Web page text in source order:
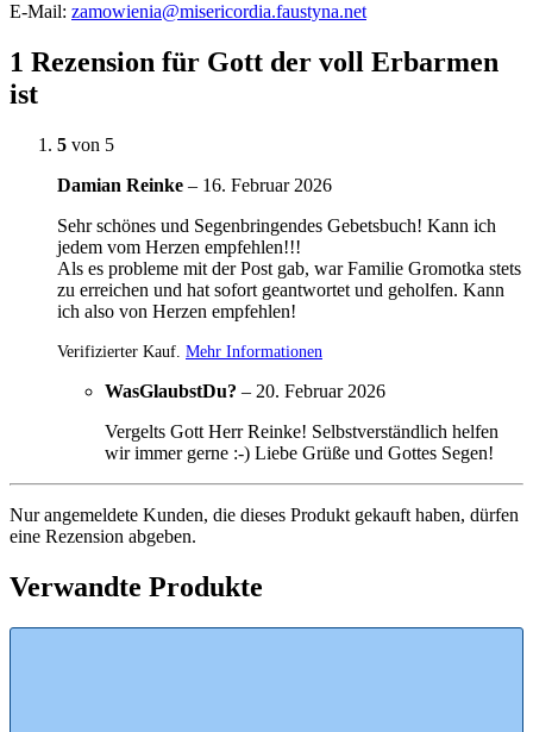
E-Mail: zamowienia@misericordia.faustyna.net
1 Rezension für Gott der voll Erbarmen
ist
5 von 5
Damian Reinke – 16. Februar 2026
Sehr schönes und Segenbringendes Gebetsbuch! Kann ich
jedem vom Herzen empfehlen!!!
Als es probleme mit der Post gab, war Familie Gromotka stets
zu erreichen und hat sofort geantwortet und geholfen. Kann
ich also von Herzen empfehlen!
Verifizierter Kauf. Mehr Informationen
WasGlaubstDu? – 20. Februar 2026
Vergelts Gott Herr Reinke! Selbstverständlich helfen
wir immer gerne :-) Liebe Grüße und Gottes Segen!
Nur angemeldete Kunden, die dieses Produkt gekauft haben, dürfen
eine Rezension abgeben.
Verwandte Produkte